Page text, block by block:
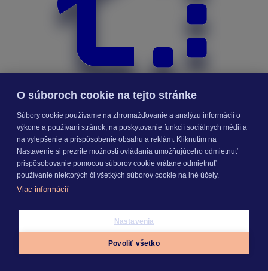
Priebeh výstavby
O súboroch cookie na tejto stránke
Súbory cookie používame na zhromažďovanie a analýzu informácií o
výkone a používaní stránok, na poskytovanie funkcií sociálnych médií a
na vylepšenie a prispôsobenie obsahu a reklám. Kliknutím na
Nastavenie si prezrite možnosti ovládania umožňujúceho odmietnuť
prispôsobovanie pomocou súborov cookie vrátane odmietnuť
používanie niektorých či všetkých súborov cookie na iné účely.
Viac informácií
Nastavenia
Povoliť všetko